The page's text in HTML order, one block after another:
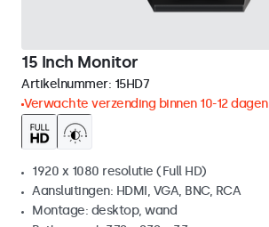
15 Inch Monitor
Artikelnummer: 15HD7
Verwachte verzending binnen 10-12 dagen
1920 x 1080 resolutie (Full HD)
Aansluitingen: HDMI, VGA, BNC, RCA
Montage: desktop, wand